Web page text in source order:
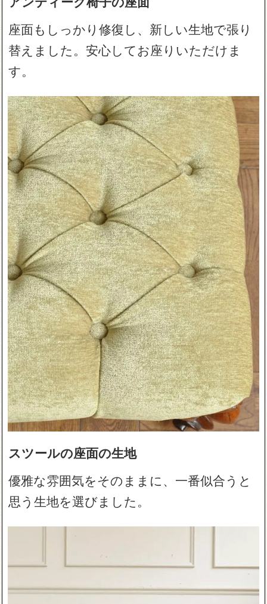
座面もしっかり修復し、新しい生地で張り
替えました。安心してお座りいただけま
す。
スツールの座面の生地
優雅な雰囲気をそのままに、一番似合うと
思う生地を選びました。